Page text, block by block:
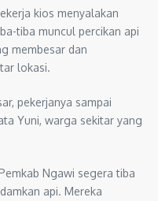
kios menyalakan
tiba muncul percikan api
membesar dan
lokasi.
pekerjanya sampai
Yuni, warga sekitar yang
Ngawi segera tiba
api. Mereka